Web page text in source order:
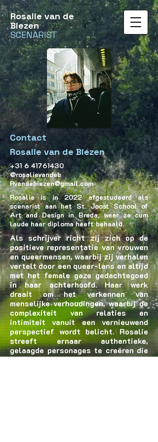
Rosalie van de
Biezen
SCENARIST
Contact
Rosalie van de Biezen
+31 6 41761430
@rosalievandeb
Rvandebiezen@gmail.com
Rosalie is in 2022 afgestudeerd als
scenarist aan het St. Joost School of
Art and Design in Breda, waar ze cum
laude haar diploma heeft behaald.
Als schrijver richt zij zich op de
positieve representatie van vrouwen
en queermensen, waarbij zij verhalen
vertelt door een queer-lens en altijd
met het female gaze gedachtegoed
in haar achterhoofd. Haar werk
draait om het verkennen van
menselijke verhoudingen, waarbij de
complexiteit van relaties en
intimiteit vanuit een vernieuwend
perspectief wordt belicht. Rosalie
streeft ernaar authentieke,
gelaagde personages te creëren die
ruimte bieden voor diverse